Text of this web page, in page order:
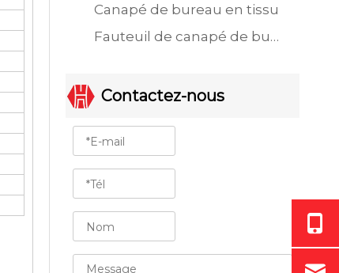
Canapé de bureau en tissu
Fauteuil de canapé de bureau à siège unique
Contactez-nous